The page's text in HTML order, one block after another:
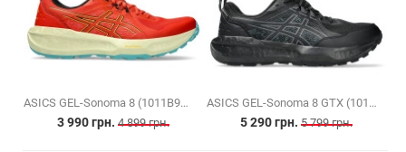
ASICS GEL-Sonoma 8 (1011B979-600)
3 990 грн. 4 899 грн.
ASICS GEL-Sonoma 8 GTX (1011B977-002)
5 290 грн. 5 799 грн.